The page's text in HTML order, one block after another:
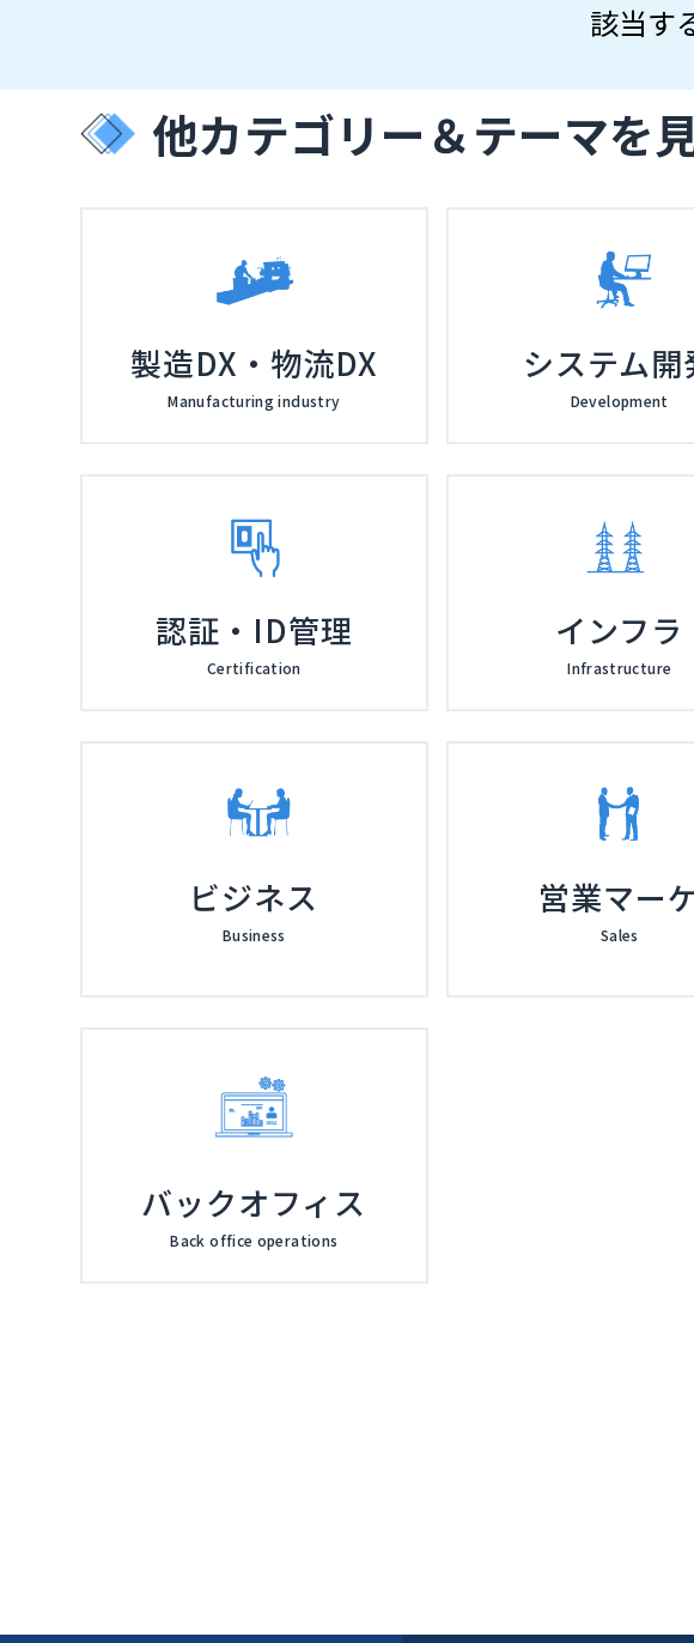
該当す
他カテゴリー＆テーマを
製造DX・物流DX
Manufacturing industry
システム開
Development
認証・ID管理
Certification
インフラ
Infrastructure
ビジネス
Business
営業マー
Sales
バックオフィス
Back office operations